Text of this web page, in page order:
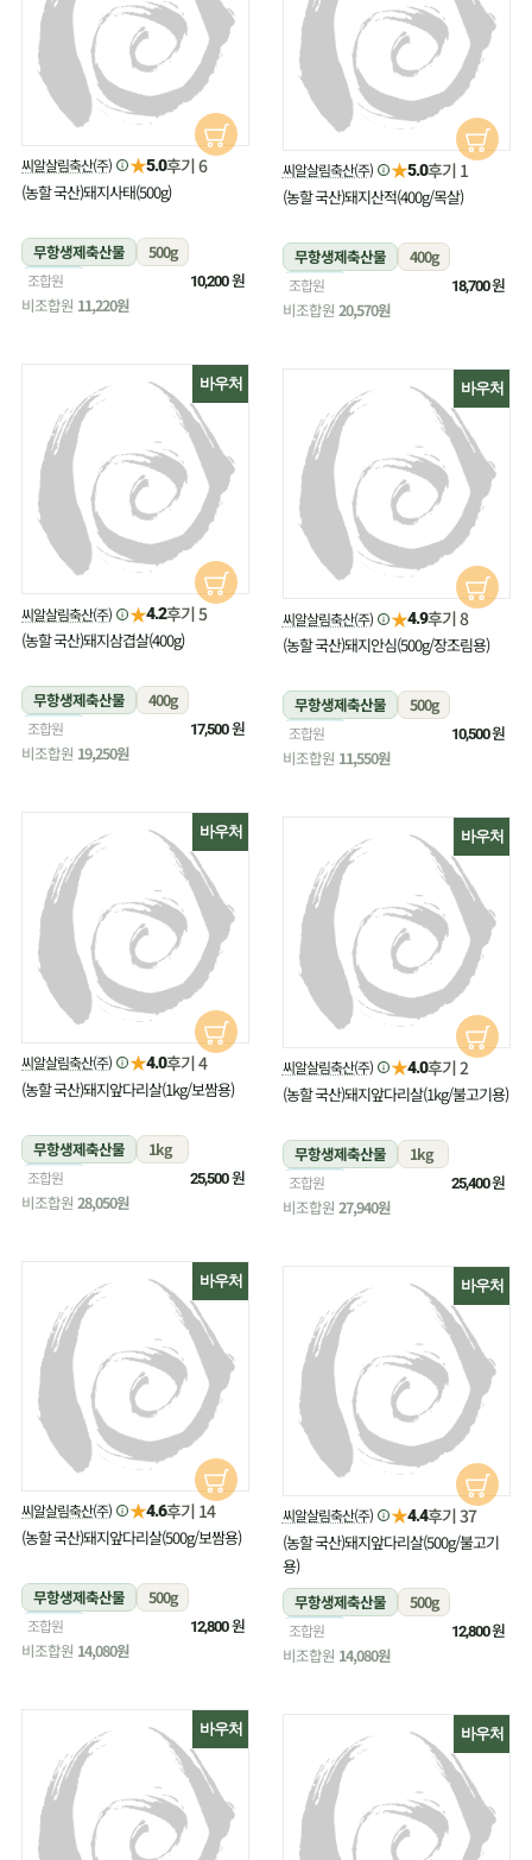
씨알살림축산(주) ★5.0후기 6
(농할 국산)돼지사태(500g)
무항생제축산물
500g
냉장
조합원 10,200원
비조합원 11,220원
씨알살림축산(주) ★5.0후기 1
(농할 국산)돼지산적(400g/목살)
무항생제축산물
400g
냉장
조합원 18,700원
비조합원 20,570원
바우처
씨알살림축산(주) ★4.2후기 5
(농할 국산)돼지삼겹살(400g)
무항생제축산물
400g
냉장
조합원 17,500원
비조합원 19,250원
바우처
씨알살림축산(주) ★4.9후기 8
(농할 국산)돼지안심(500g/장조림용)
무항생제축산물
500g
냉장
조합원 10,500원
비조합원 11,550원
바우처
씨알살림축산(주) ★4.0후기 4
(농할 국산)돼지앞다리살(1kg/보쌈용)
무항생제축산물
1kg
냉장
조합원 25,500원
비조합원 28,050원
바우처
씨알살림축산(주) ★4.0후기 2
(농할 국산)돼지앞다리살(1kg/불고기용)
무항생제축산물
1kg
냉장
조합원 25,400원
비조합원 27,940원
바우처
씨알살림축산(주) ★4.6후기 14
(농할 국산)돼지앞다리살(500g/보쌈용)
무항생제축산물
500g
냉장
조합원 12,800원
비조합원 14,080원
바우처
씨알살림축산(주) ★4.4후기 37
(농할 국산)돼지앞다리살(500g/불고기
용)
무항생제축산물
500g
냉장
조합원 12,800원
비조합원 14,080원
바우처 바우처